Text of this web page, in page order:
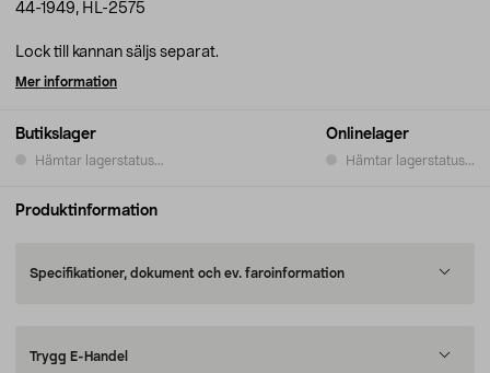
Butikslager
Hämtar lagerstatus...
Onlinelager
Hämtar lagerstatus...
44-1949, HL-2575
Lock till kannan säljs separat.
Mer information
Produktinformation
Specifikationer, dokument och ev. faroinformation
Trygg E-Handel